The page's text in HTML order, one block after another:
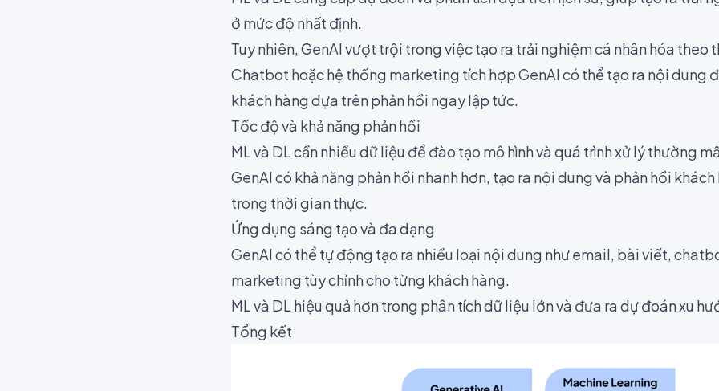
ở mức độ nhất định.
Tuy nhiên, GenAI vượt trội trong việc tạo ra trải nghiệm cá nhân hóa theo
Chatbot hoặc hệ thống marketing tích hợp GenAI có thể tạo ra nội dung
khách hàng dựa trên phản hồi ngay lập tức.
Tốc độ và khả năng phản hồi
ML và DL cần nhiều dữ liệu để đào tạo mô hình và quá trình xử lý thường
GenAI có khả năng phản hồi nhanh hơn, tạo ra nội dung và phản hồi
trong thời gian thực.
Ứng dụng sáng tạo và đa dạng
GenAI có thể tự động tạo ra nhiều loại nội dung như email, bài viết,
marketing tùy chỉnh cho từng khách hàng.
ML và DL hiệu quả hơn trong phân tích dữ liệu lớn và đưa ra dự đoán xu
Tổng kết